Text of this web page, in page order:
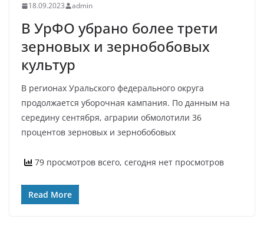
18.09.2023 admin
В УрФО убрано более трети
зерновых и зернобобовых
культур
В регионах Уральского федерального округа
продолжается уборочная кампания. По данным на
середину сентября, аграрии обмолотили 36
процентов зерновых и зернобобовых
79 просмотров всего, сегодня нет просмотров
Read More